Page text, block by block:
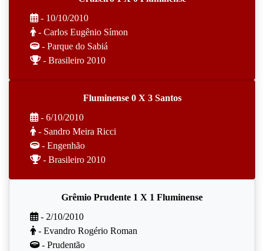
- 10/10/2010
- Carlos Eugênio Símon
- Parque do Sabiá
- Brasileiro 2010
Fluminense 0 X 3 Santos
- 6/10/2010
- Sandro Meira Ricci
- Engenhão
- Brasileiro 2010
Grêmio Prudente 1 X 1 Fluminense
- 2/10/2010
- Evandro Rogério Roman
- Prudentão